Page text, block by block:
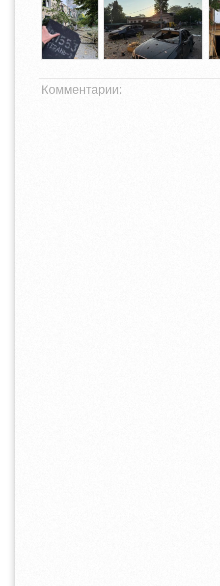
Комментарии: